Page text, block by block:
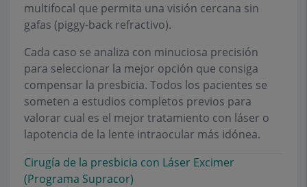
multifocal que permita una visión cercana sin
gafas (piggy-back refractivo).
Cada caso se analiza con minuciosa precisión
para seleccionar la mejor opción que consiga
compensar la presbicia. Todos los pacientes se
someten a estudios completos previos para
valorar cual es el mejor tratamiento con láser o
lapotencia de la lente intraocular más idónea.
Cirugía de la presbicia con Láser Excimer
(Programa Supracor)